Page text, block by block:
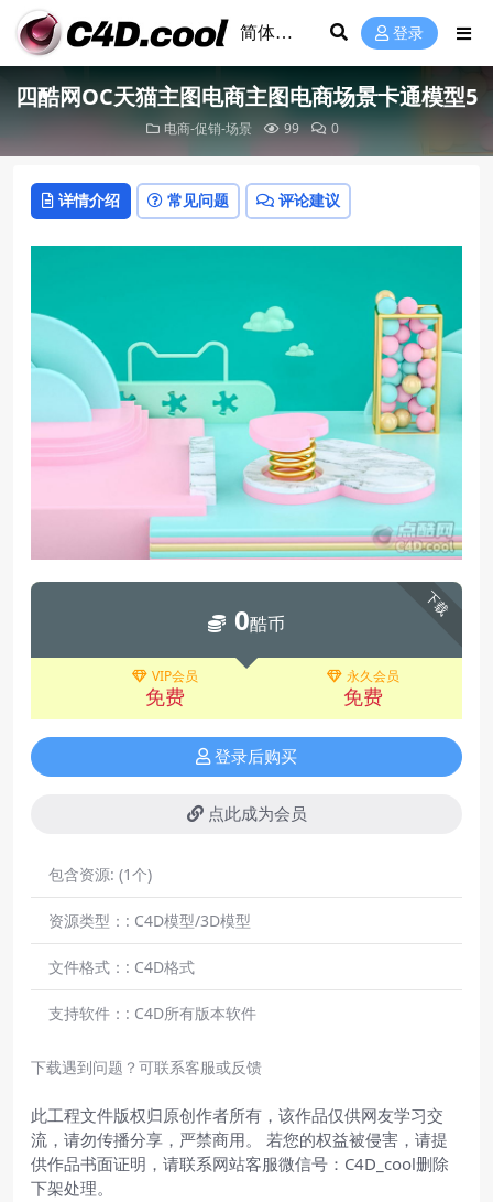
登录
四酷网OC天猫主图电商主图电商场景卡通模型5
电商-促销-场景 99 0
详情介绍 常见问题 评论建议
下载
0酷币
VIP会员
免费
永久会员
免费
登录后购买
点此成为会员
包含资源: (1个)
资源类型：: C4D模型/3D模型
文件格式：: C4D格式
支持软件：: C4D所有版本软件
下载遇到问题？可联系客服或反馈
此工程文件版权归原创作者所有，该作品仅供网友学习交
流，请勿传播分享，严禁商用。 若您的权益被侵害，请提
供作品书面证明，请联系网站客服微信号：C4D_cool删除
下架处理。